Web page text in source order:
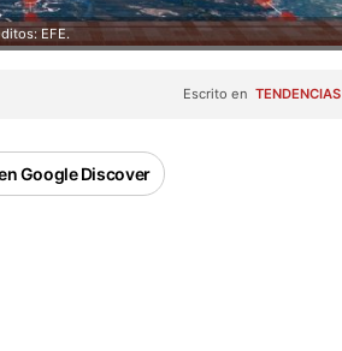
EFE.
Escrito en TENDENCIAS
Google Discover